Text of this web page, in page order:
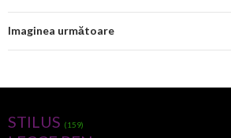
Imaginea următoare
STILUS (159)